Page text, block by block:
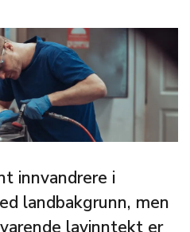
innvandrere i
landbakgrunn, men
lavinntekt er